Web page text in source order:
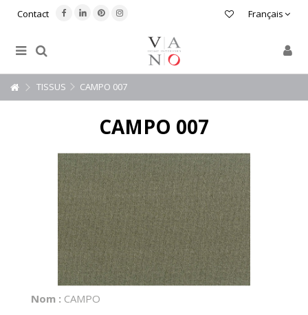
Français
Contact
TISSUS CAMPO 007
CAMPO 007
Nom : CAMPO